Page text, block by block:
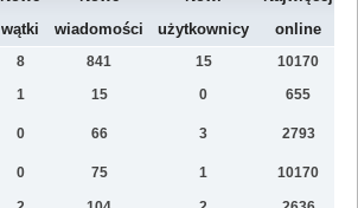
wątki
wiadomości
użytkownicy
online
8 841 15 10170
1 15 0 655
0 66 3 2793
0 75 1 10170